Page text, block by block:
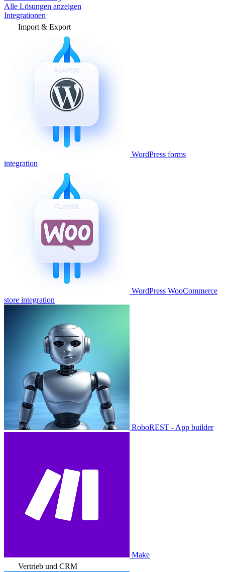
Alle Lösungen anzeigen
Integrationen
Import & Export
WordPress forms
integration
WordPress WooCommerce
store integration
RoboREST - App builder
Make
Vertrieb und CRM